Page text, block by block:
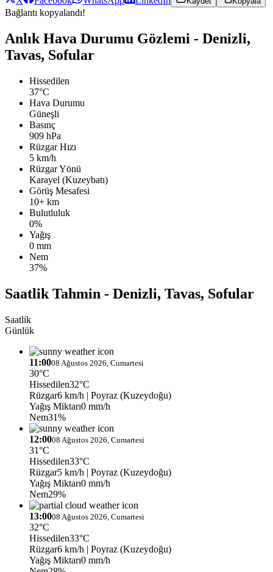
Bağlantı kopyalandı!
Anlık Hava Durumu Gözlemi - Denizli,
Tavas, Sofular
Hissedilen
37°C
Hava Durumu
Güneşli
Basınç
909 hPa
Rüzgar Hızı
5 km/h
Rüzgar Yönü
Karayel (Kuzeybatı)
Görüş Mesafesi
10+ km
Bulutluluk
0%
Yağış
0 mm
Nem
37%
Saatlik Tahmin - Denizli, Tavas, Sofular
Saatlik
Günlük
11:0008 Ağustos 2026, Cumartesi
30°C
Hissedilen32°C
Rüzgar6 km/h | Poyraz (Kuzeydoğu)
Yağış Miktarı0 mm/h
Nem31%
12:0008 Ağustos 2026, Cumartesi
31°C
Hissedilen33°C
Rüzgar5 km/h | Poyraz (Kuzeydoğu)
Yağış Miktarı0 mm/h
Nem29%
13:0008 Ağustos 2026, Cumartesi
32°C
Hissedilen33°C
Rüzgar6 km/h | Poyraz (Kuzeydoğu)
Yağış Miktarı0 mm/h